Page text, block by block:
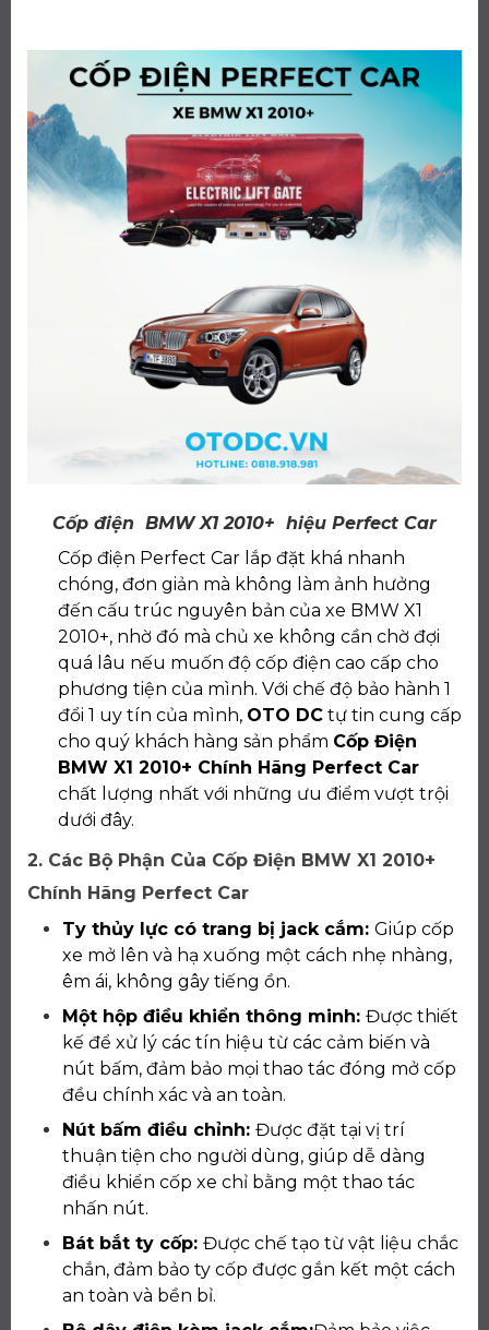
Cốp điện BMW X1 2010+ hiệu Perfect Car
Cốp điện Perfect Car lắp đặt khá nhanh
chóng, đơn giản mà không làm ảnh hưởng
đến cấu trúc nguyên bản của xe BMW X1
2010+, nhờ đó mà chủ xe không cần chờ đợi
quá lâu nếu muốn độ cốp điện cao cấp cho
phương tiện của mình. Với chế độ bảo hành 1
đổi 1 uy tín của mình, OTO DC tự tin cung cấp
cho quý khách hàng sản phẩm Cốp Điện
BMW X1 2010+ Chính Hãng Perfect Car
chất lượng nhất với những ưu điểm vượt trội
dưới đây.
2. Các Bộ Phận Của Cốp Điện BMW X1 2010+
Chính Hãng Perfect Car
Ty thủy lực có trang bị jack cắm: Giúp cốp
xe mở lên và hạ xuống một cách nhẹ nhàng,
êm ái, không gây tiếng ồn.
Một hộp điều khiển thông minh: Được thiết
kế để xử lý các tín hiệu từ các cảm biến và
nút bấm, đảm bảo mọi thao tác đóng mở cốp
đều chính xác và an toàn.
Nút bấm điều chỉnh: Được đặt tại vị trí
thuận tiện cho người dùng, giúp dễ dàng
điều khiển cốp xe chỉ bằng một thao tác
nhấn nút.
Bát bắt ty cốp: Được chế tạo từ vật liệu chắc
chắn, đảm bảo ty cốp được gắn kết một cách
an toàn và bền bỉ.